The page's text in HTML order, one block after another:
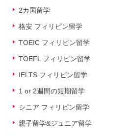
2カ国留学
格安 フィリピン留学
TOEIC フィリピン留学
TOEFL フィリピン留学
IELTS フィリピン留学
1 or 2週間の短期留学
シニア フィリピン留学
親子留学&ジュニア留学